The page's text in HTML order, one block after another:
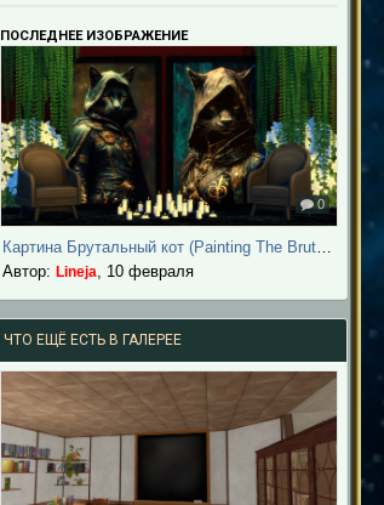
ПОСЛЕДНЕЕ ИЗОБРАЖЕНИЕ
0
Автор: Lineja 10 февраля
ЧТО ЕЩЁ ЕСТЬ В ГАЛЕРЕЕ